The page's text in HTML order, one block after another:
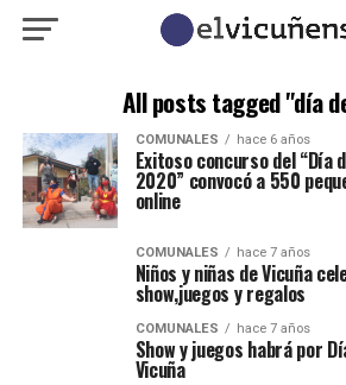
All posts tagged "día
COMUNALES hace 6 años
Exitoso concurso del “Día
2020” convocó a 550
online
COMUNALES hace 7 años
Niños y niñas de Vicuña
show,juegos y regalos
COMUNALES hace 7 años
Show y juegos habrá por
Vicuña